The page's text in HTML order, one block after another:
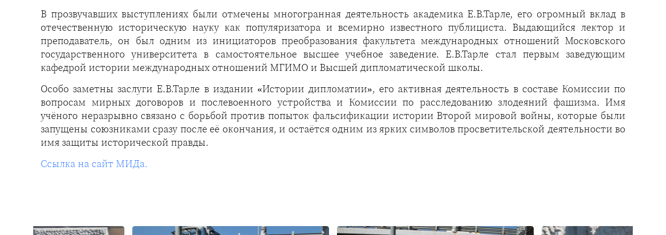
В прозвучавших выступлениях были отмечены многогранная деятельность академика Е.В.Тарле, его огромный вклад в
отечественную историческую науку как популяризатора и всемирно известного публициста. Выдающийся лектор и
преподаватель, он был одним из инициаторов преобразования факультета международных отношений Московского
государственного университета в самостоятельное высшее учебное заведение. Е.В.Тарле стал первым заведующим
кафедрой истории международных отношений МГИМО и Высшей дипломатической школы.
Особо заметны заслуги Е.В.Тарле в издании «Истории дипломатии», его активная деятельность в составе Комиссии по
вопросам мирных договоров и послевоенного устройства и Комиссии по расследованию злодеяний фашизма. Имя
учёного неразрывно связано с борьбой против попыток фальсификации истории Второй мировой войны, которые были
запущены союзниками сразу после её окончания, и остаётся одним из ярких символов просветительской деятельности во
имя защиты исторической правды.
Ссылка на сайт МИДа.